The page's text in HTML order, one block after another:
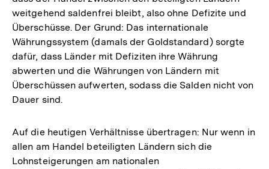
weitgehend saldenfrei bleibt, also ohne Defizite und
Überschüsse. Der Grund: Das internationale
Währungssystem (damals der Goldstandard) sorgte
dafür, dass Länder mit Defiziten ihre Währung
abwerten und die Währungen von Ländern mit
Überschüssen aufwerten, sodass die Salden nicht von
Dauer sind.
Auf die heutigen Verhältnisse übertragen: Nur wenn in
allen am Handel beteiligten Ländern sich die
Lohnsteigerungen am nationalen